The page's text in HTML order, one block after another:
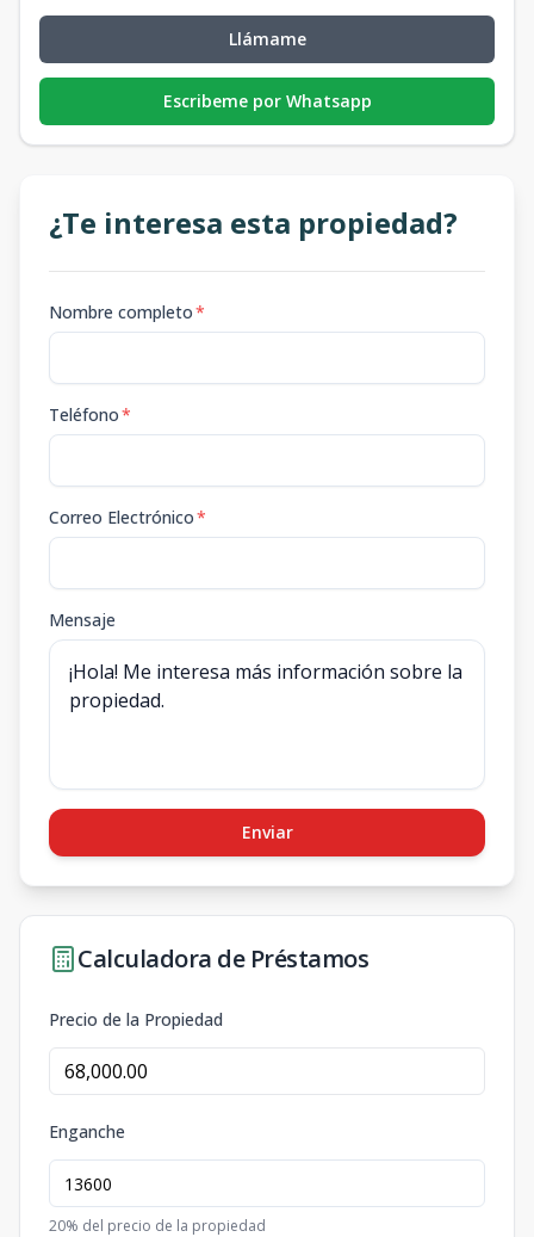
Llámame
Escribeme por Whatsapp
¿Te interesa esta propiedad?
Nombre completo*
Teléfono*
Correo Electrónico*
Mensaje
Enviar
Calculadora de Préstamos
Precio de la Propiedad
Enganche
20% del precio de la propiedad